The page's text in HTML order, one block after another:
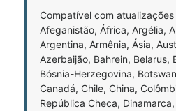
Compatível com
Afeganistão, África, Argélia,
Argentina, Armênia, Ásia,
Azerbaijão, Bahrein, Belarus,
Bósnia-Herzegovina,
Canadá, Chile, China,
República Checa,